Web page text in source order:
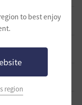
to best enjoy
region